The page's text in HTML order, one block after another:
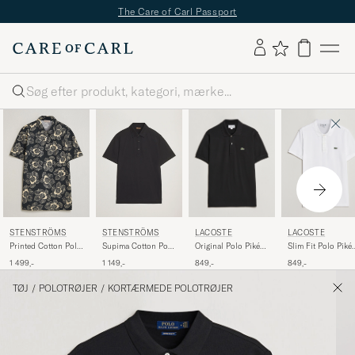
The Care of Carl Passport
Søg
STENSTRÖMS
Printed Cotton Polo
1 499,-
STENSTRÖMS
Supima Cotton Polo
1 149,-
LACOSTE
Original Polo Piké
849,-
LACOSTE
Slim Fit Polo Piké
849,-
TØJ / POLOTRØJER / KORTÆRMEDE POLOTRØJER